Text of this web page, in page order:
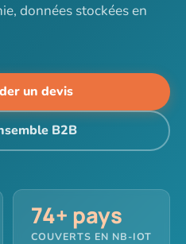
données stockées en
un devis
B2B
74+ pays
COUVERTS EN NB-IOT